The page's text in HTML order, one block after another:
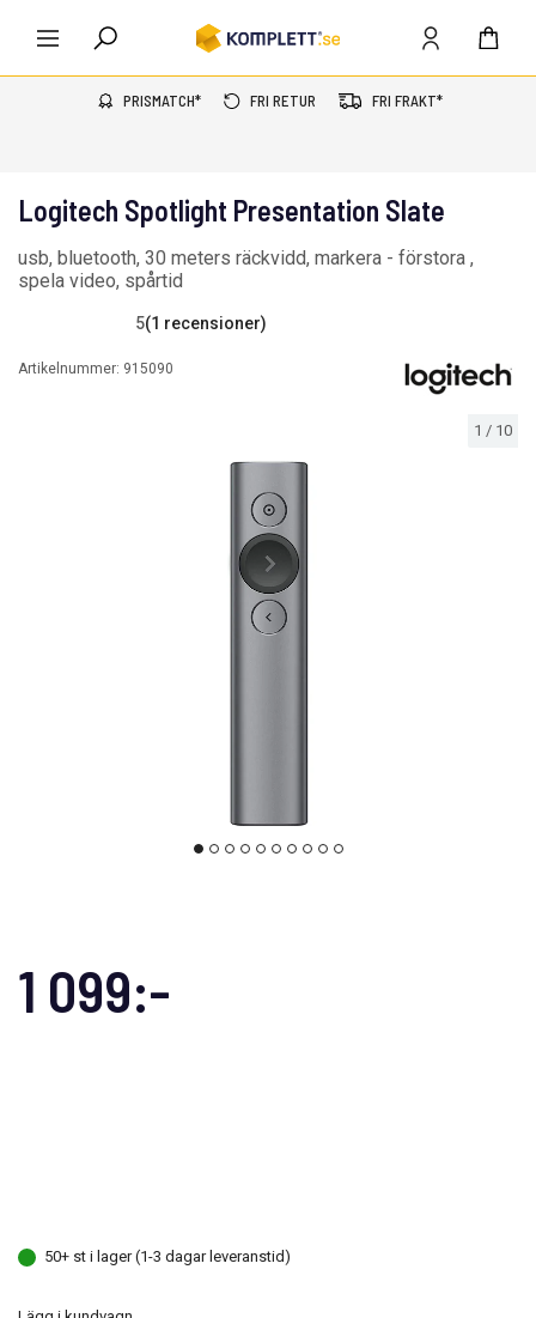
PRISMATCH* FRI RETUR FRI FRAKT*
1 / 10
Logitech Spotlight Presentation Slate
usb, bluetooth, 30 meters räckvidd, markera - förstora ,
spela video, spårtid
5(1 recensioner)
Artikelnummer: 915090
1 099:-
50+ st i lager (1-3 dagar leveranstid)